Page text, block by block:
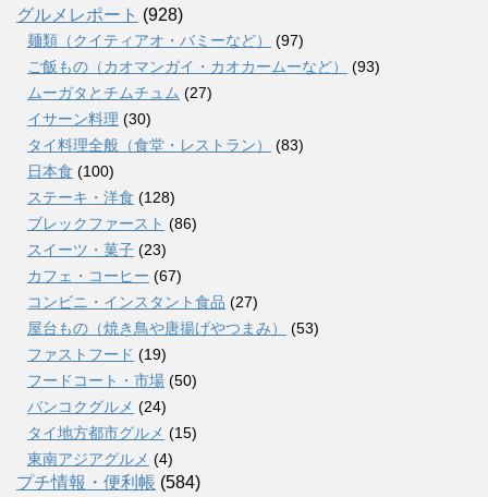
グルメレポート (928)
麺類（クイティアオ・バミーなど）
(97)
ご飯もの（カオマンガイ・カオカームーなど）
(93)
ムーガタとチムチュム (27)
イサーン料理 (30)
タイ料理全般（食堂・レストラン）
(83)
日本食 (100)
ステーキ・洋食 (128)
ブレックファースト (86)
スイーツ・菓子 (23)
カフェ・コーヒー (67)
コンビニ・インスタント食品 (27)
屋台もの（焼き鳥や唐揚げやつまみ）
(53)
ファストフード (19)
フードコート・市場 (50)
バンコクグルメ (24)
タイ地方都市グルメ (15)
東南アジアグルメ (4)
プチ情報・便利帳 (584)